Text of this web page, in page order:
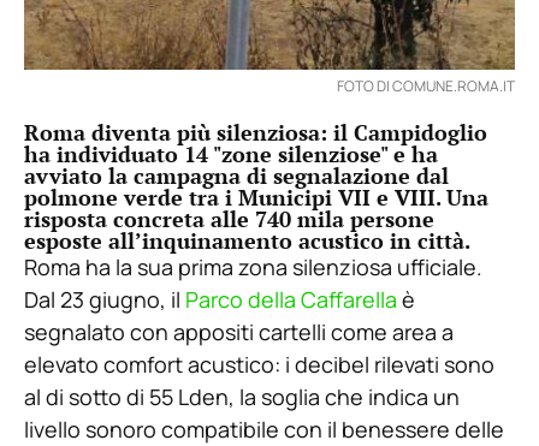
FOTO DI COMUNE.ROMA.IT
Roma diventa più silenziosa: il Campidoglio
ha individuato 14 "zone silenziose" e ha
avviato la campagna di segnalazione dal
polmone verde tra i Municipi VII e VIII. Una
risposta concreta alle 740 mila persone
esposte all’inquinamento acustico in città.
Roma ha la sua prima zona silenziosa ufficiale.
Dal 23 giugno, il Parco della Caffarella è
segnalato con appositi cartelli come area a
elevato comfort acustico: i decibel rilevati sono
al di sotto di 55 Lden, la soglia che indica un
livello sonoro compatibile con il benessere delle